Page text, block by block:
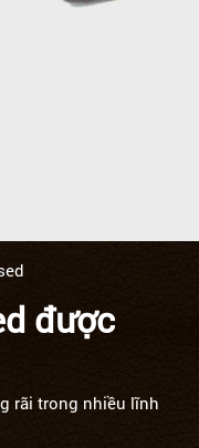
được
rãi trong nhiều lĩnh